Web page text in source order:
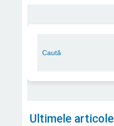
Ultimele articole